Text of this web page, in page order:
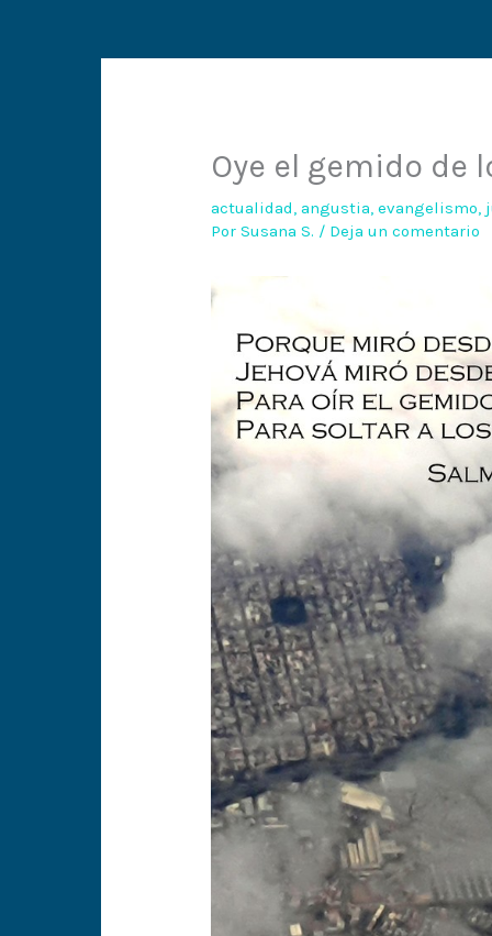
Oye el gemido de
actualidad,angustia,evangelismo,
PorSusana S. / Deja un comentario